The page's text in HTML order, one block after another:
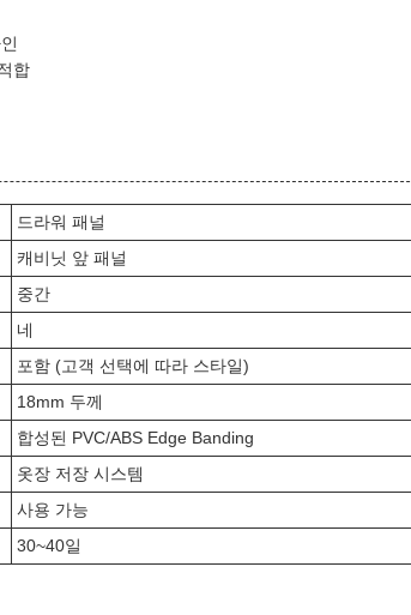
합
드라워 패널
캐비닛 앞 패널
중간
네
포함 (고객 선택에 따라 스타일)
18mm 두께
합성된 PVC/ABS Edge Banding
옷장 저장 시스템
사용 가능
30~40일